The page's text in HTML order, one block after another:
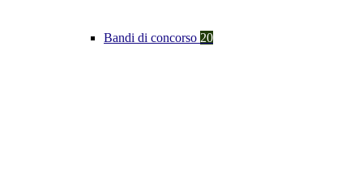
Bandi di concorso 20